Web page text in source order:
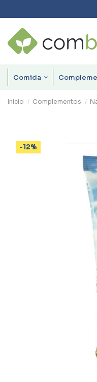
Comida
Inicio Complementos
-12%